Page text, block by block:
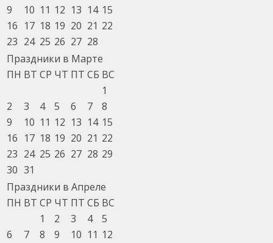
9
10 11 12 13 14 15
16 17 18 19 20 21 22
23 24 25 26 27 28
Праздники в Марте
ПН ВТ СР ЧТ ПТ СБ ВС
1
2
3 4 5 6 7
8
9
10 11 12 13 14 15
16 17 18 19 20 21 22
23 24 25 26 27 28 29
30 31
Праздники в Апреле
ПН ВТ СР ЧТ ПТ СБ ВС
1
2 3 4
5
6
7 8 9 10 11 12